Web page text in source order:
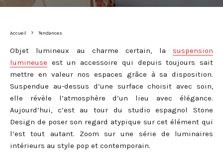
Accueil Tendances
Objet lumineux au charme certain, la suspension
lumineuse est un accessoire qui depuis toujours sait
mettre en valeur nos espaces grâce à sa disposition.
Suspendue au-dessus d’une surface choisit avec soin,
elle révèle l’atmosphère d’un lieu avec élégance.
Aujourd’hui, c’est au tour du studio espagnol Stone
Design de poser son regard atypique sur cet élément qui
l’est tout autant. Zoom sur une série de luminaires
intérieurs au style pop et contemporain.